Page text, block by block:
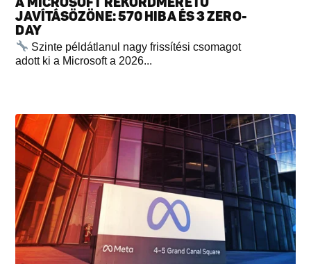
JAVÍTÁSÖZÖNE: 570 HIBA ÉS 3 ZERO-
DAY
Szinte példátlanul nagy frissítési csomagot
adott ki a Microsoft a 2026...